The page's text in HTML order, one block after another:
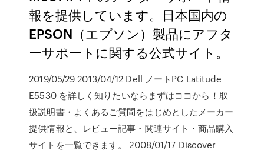
報を提供しています。日本国内の
EPSON（エプソン）製品にアフタ
ーサポートに関する公式サイト。
2019/05/29 2013/04/12 Dell ノートPC Latitude
E5530 を詳しく知りたいならまずはココから！取
扱説明書・よくあるご質問をはじめとしたメーカー
提供情報と、レビュー記事・関連サイト・商品購入
サイトを一覧できます。 2008/01/17 Discover